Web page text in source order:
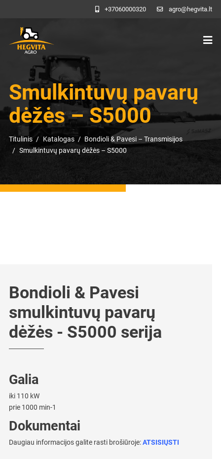
+37060000320 agro@hegvita.lt
Smulkintuvų pavarų
dėžės – S5000
Titulinis Katalogas
Bondioli & Pavesi – Transmisijos
Smulkintuvų pavarų dėžės – S5000
Bondioli & Pavesi
smulkintuvų pavarų
dėžės - S5000 serija
Galia
iki 110 kW
prie 1000 min-1
Dokumentai
Daugiau informacijos galite rasti brošiūroje:ATSISIŲSTI